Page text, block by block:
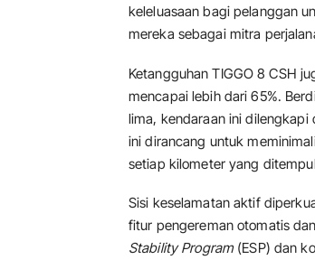
keleluasaan bagi pelanggan
mereka sebagai mitra
Ketangguhan TIGGO 8 CSH
mencapai lebih dari 65%.
lima, kendaraan ini dilengkapi
ini dirancang untuk
setiap kilometer yang
Sisi keselamatan aktif
fitur pengereman otomatis
Stability Program(ESP) dan